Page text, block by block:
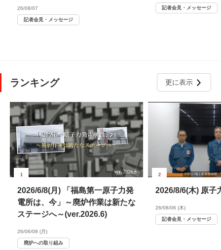
26/08/07
記者会見・メッセージ
記者会見・メッセージ
ランキング 更に表示
1
2026/6/8(月) 「福島第一原子力発
電所は、今」～廃炉作業は新たな
ステージへ～(ver.2026.6)
26/06/08 (月)
廃炉への取り組み
2
2026/8/6(木) 原子
26/08/06 (木)
記者会見・メッセージ